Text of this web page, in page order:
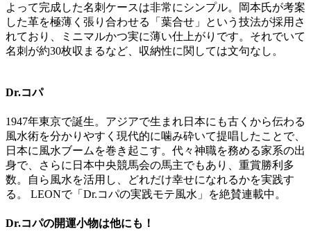
よって完成した名刺ケースは非常にシンプル。岡本氏が考案
した革を極薄く張り合わせる「葉合せ」という技法が採用さ
れており、ミニマルかつ実に薄い仕上がりです。それでいて
名刺が約30枚収まるなど、収納性に関しては文句なし。
Dr.コパ
1947年東京で誕生。アジアで生まれ日本にも古くから伝わる
風水術を分かりやすく現代的に噛み砕いて提唱したことで、
日本に風水ブームを巻き起こす。代々神職を務める家系の出
身で、さらに日本中央競馬会の馬主でもあり、重賞勝利多
数。自ら風水を活用し、どれだけ幸せになれるかを実践す
る。 LEONで「Dr.コパの実践モテ風水」を絶賛連載中。
Dr.コパの開運小物は他にも！